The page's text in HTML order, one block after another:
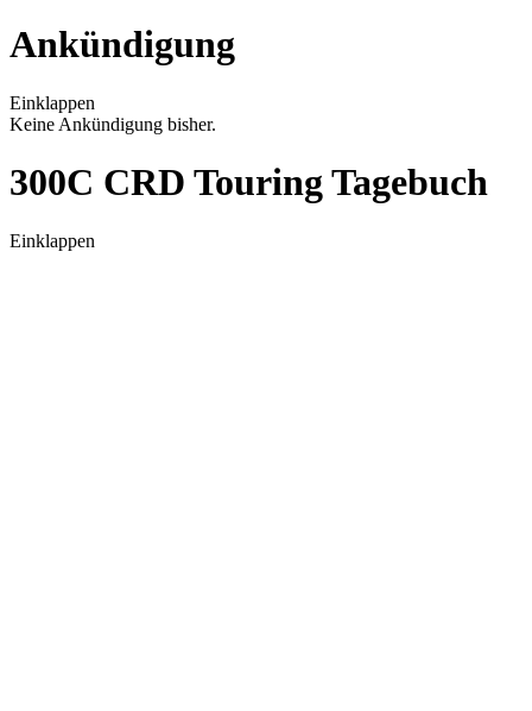
Ankündigung
Einklappen
Keine Ankündigung bisher.
300C CRD Touring Tagebuch
Einklappen